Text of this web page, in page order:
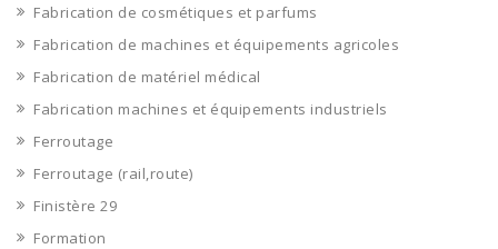
Fabrication de cosmétiques et parfums
Fabrication de machines et équipements agricoles
Fabrication de matériel médical
Fabrication machines et équipements industriels
Ferroutage
Ferroutage (rail,route)
Finistère 29
Formation